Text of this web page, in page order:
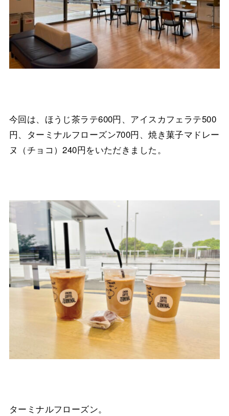
今回は、ほうじ茶ラテ600円、アイスカフェラテ500
円、ターミナルフローズン700円、焼き菓子マドレー
ヌ（チョコ）240円をいただきました。
ターミナルフローズン。